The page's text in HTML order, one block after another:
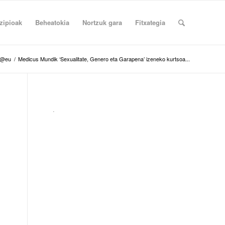
Beheatokia Nortzuk gara Fitxategia
/ Medicus Mundik ‘Sexualitate, Genero eta Garapena’ izeneko kurtsoa...
.